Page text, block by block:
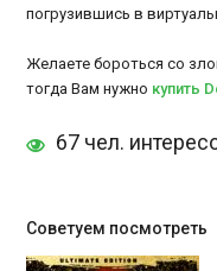
погрузившись в
Желаете бороться со
тогда Вам нужно купить
67 чел.
Советуем посмотреть